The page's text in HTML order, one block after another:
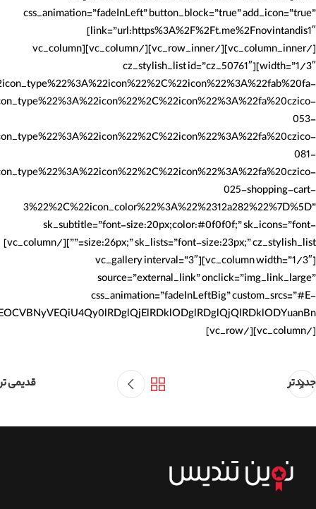
css_animation=”fadeInLeft” button_block=”true” add_icon=”true”
link=”url:https%3A%2F%2Ft.me%2Fnovintandis1″]
[/vc_column_inner][/vc_row_inner][/vc_column][vc_column
width=”1/3″][cz_stylish_list id=”cz_50761″
053-
081-
025-shopping-cart-
3%22%2C%22icon_color%22%3A%22%2312a282%22%7D%5D”
sk_subtitle=”font-size:20px;color:#0f0f0f;” sk_icons=”font-
size:26px;” sk_lists=”font-size:23px;” cz_stylish_list=””][/vc_column]
[vc_column width=”1/3″][vc_gallery interval=”3″
source=”external_link” onclick=”img_link_large”
css_animation=”fadeInLeftBig” custom_srcs=”#E-
[/vc_column][/vc_row]
جدیدتر قدیمی تر